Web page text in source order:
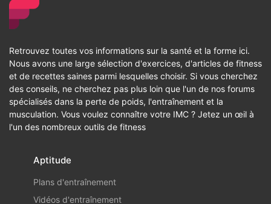
Retrouvez toutes vos informations sur la santé et la forme ici.
Nous avons une large sélection d'exercices, d'articles de fitness
et de recettes saines parmi lesquelles choisir. Si vous cherchez
des conseils, ne cherchez pas plus loin que l'un de nos forums
spécialisés dans la perte de poids, l'entraînement et la
musculation. Vous voulez connaître votre IMC ? Jetez un œil à
l'un des nombreux outils de fitness
Aptitude
Plans d'entraînement
Vidéos d'entraînement